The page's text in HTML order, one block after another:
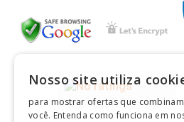
Nosso site utiliza
para mostrar ofertas que
você. Entenda como funciona em